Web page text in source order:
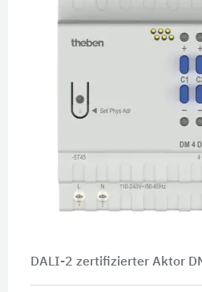
DALI-2 zertifizierter Aktor